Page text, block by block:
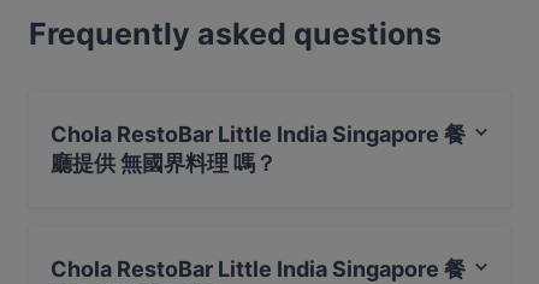
Frequently asked questions
Chola RestoBar Little India Singapore 餐
廳提供 無國界料理 嗎？
Chola RestoBar Little India Singapore 餐